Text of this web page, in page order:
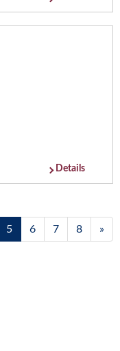
Details
5 6 7 8 »